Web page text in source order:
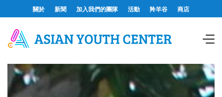
關於 新聞 加入我們的團隊 活動 羚羊谷 商店